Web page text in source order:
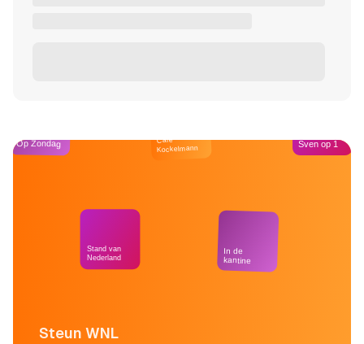
Steun WNL
Op Zondag
Stand van
Nederland
Café
Kockelmann
In de
kantine
Sven op 1